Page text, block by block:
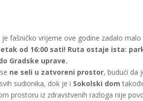
je fašničko vrijeme ove godine zadalo
od 16:00 sati! Ruta ostaje ista:
Gradske uprave.
ne seli u zatvoreni prostor, budući da
sudionika, dok je i Sokolski dom
prostoru iz zdravstvenih razloga nije